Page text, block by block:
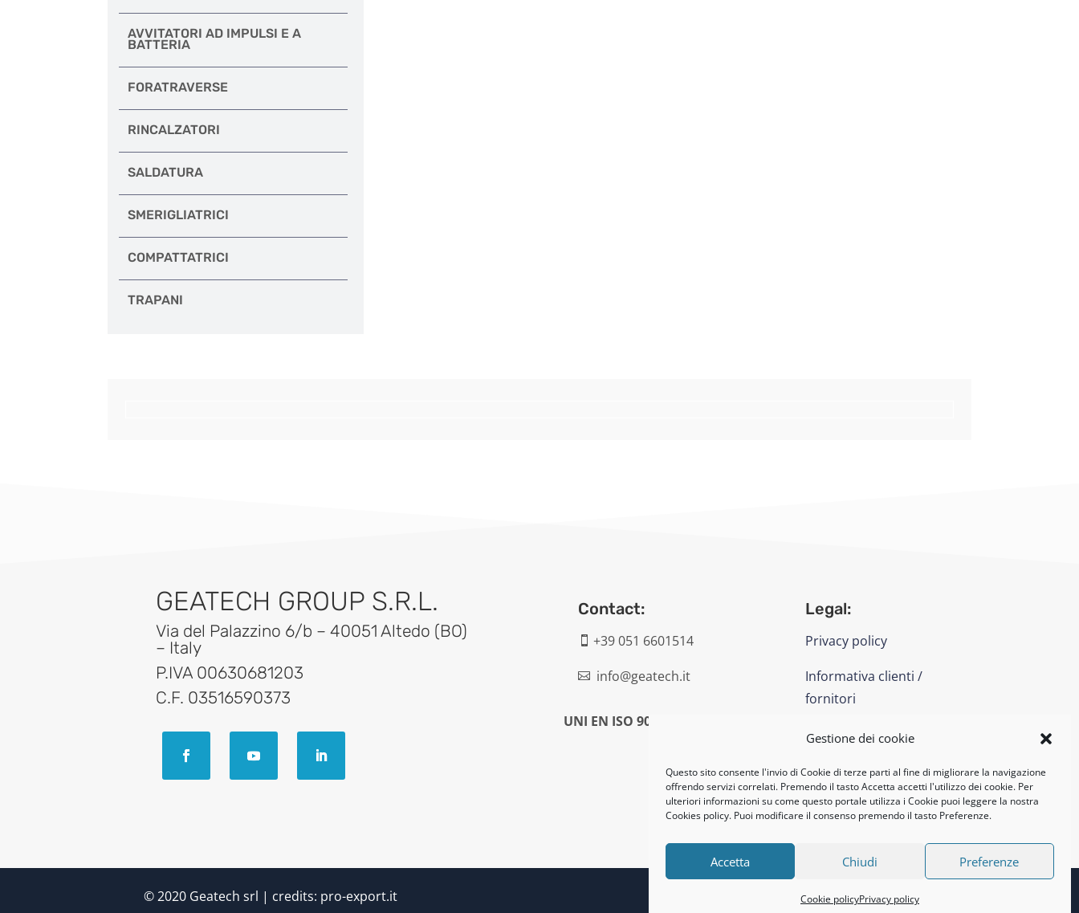
Gestione dei cookie
Questo sito consente l'invio di Cookie di terze parti al fine di migliorare la navigazione
offrendo servizi correlati. Premendo il tasto Accetta accetti l'utilizzo dei cookie. Per
ulteriori informazioni su come questo portale utilizza i Cookie puoi leggere la nostra
Cookies policy. Puoi modificare il consenso premendo il tasto Preferenze.
Accetta Chiudi Preferenze
Cookie policyPrivacy policy
AVVITATORI AD IMPULSI E A
BATTERIA
FORATRAVERSE
RINCALZATORI
SALDATURA
SMERIGLIATRICI
COMPATTATRICI
TRAPANI
GEATECH GROUP S.R.L.
Via del Palazzino 6/b – 40051 Altedo (BO)
– Italy
P.IVA 00630681203
C.F. 03516590373
Contact:
 +39 051 6601514
 info@geatech.it
UNI EN ISO 9001: 2015
Legal:
Privacy policy
Informativa clienti /
fornitori
Cookie policy
UNI EN ISO 14001: 2015
© 2020 Geatech srl | credits: pro-export.it